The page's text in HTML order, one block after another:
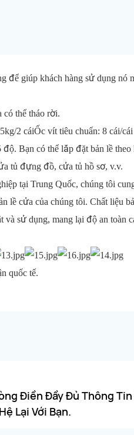
giúp khách hàng sử dụng nó
có thể tháo rời.
2 cáiỐc vít tiêu chuẩn: 8 cái/cái
Bạn có thể lắp đặt bản lề
tủ đựng đồ, cửa tủ hồ sơ, v.v.
tại Trung Quốc, chúng tôi
cửa của chúng tôi. Chất liệu
sử dụng, mang lại độ an
quốc tế.
Điền Đầy Đủ Thông
Lại Với Bạn.